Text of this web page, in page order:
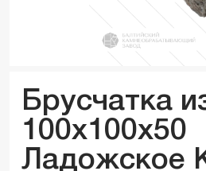
Брусчатка
100x100x50
Ладожское